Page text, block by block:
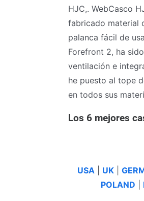
HJC,. WebCasco
fabricado material
palanca fácil de
Forefront 2, ha
ventilación e
he puesto al tope
en todos sus
Los 6 mejores
USA UK|
POLAND